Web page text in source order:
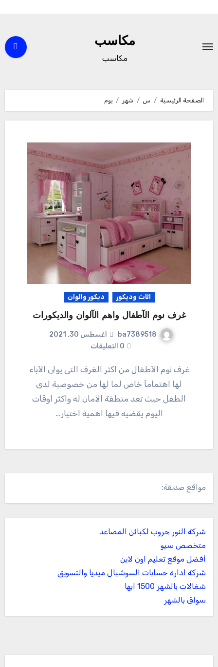
المحتوى
مكاسب
مكاسب
الصفحة الرئيسية س شهر يوم
اثاث وديكور ديكور والوان
غرف نوم الآطفال واهم الآلوان والديكورات
ba7389518
أغسطس 30, 2021
0 التعليقات
غرف نوم الآطفال من اكثر الغرف التى يولى الآباء
لها اهتمامآ خاص لما لها من خصوصية لدى
الطفل حيث تعد منطقة الآمان له واكثر اوقات
اليوم يقضيه فيها اهمية اختيار…
مواقع صديقة:
شركة النور جروب لكبائن المصاعد
متخصص سيو
أفضل موقع تعليم اون لاين
شركة ادارة حسابات السوشيال ميديا والتسويق
شغالات بالشهر 1500 ابها
سواق بالشهر